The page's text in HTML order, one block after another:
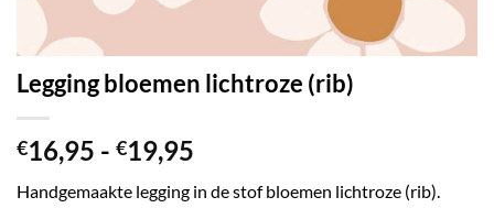
Legging bloemen lichtroze (rib)
€16,95 - €19,95
tot
Handgemaakte legging in de stof bloemen lichtroze (rib).